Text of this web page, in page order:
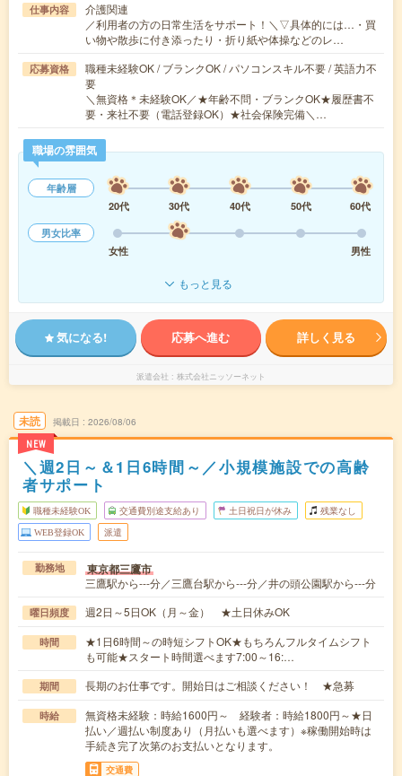
仕事内容
介護関連
／利用者の方の日常生活をサポート！＼▽具体的には…・買
い物や散歩に付き添ったり・折り紙や体操などのレ…
応募資格
職種未経験OK / ブランクOK / パソコンスキル不要 / 英語力不
要
＼無資格＊未経験OK／★年齢不問・ブランクOK★履歴書不
要・来社不要（電話登録OK）★社会保険完備＼…
職場の雰囲気
年齢層
20代
30代 40代 50代
60代
男女比率
女性
男性
もっと見る
気になる! 応募へ進む 詳しく見る
派遣会社 株式会社ニッソーネット
未読
NEW
掲載日 2026/08/06
＼週2日～＆1日6時間～／小規模施設での高齢
者サポート
職種未経験OK 交通費別途支給あり 土日祝日が休み 残業なし
WEB登録OK 派遣
勤務地 東京都三鷹市
三鷹駅から---分／三鷹台駅から---分／井の頭公園駅から---分
曜日頻度 週2日～5日OK（月～金） ★土日休みOK
時間
★1日6時間～の時短シフトOK★もちろんフルタイムシフト
も可能★スタート時間選べます7:00～16:…
期間 長期のお仕事です。開始日はご相談ください！ ★急募
時給
無資格未経験：時給1600円～ 経験者：時給1800円～★日
払い／週払い制度あり（月払いも選べます）※稼働開始時は
手続き完了次第のお支払いとなります。
交通費